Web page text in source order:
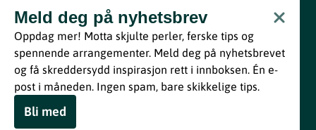
Meld deg på nyhetsbrev
Oppdag mer! Motta skjulte perler, ferske tips og
spennende arrangementer. Meld deg på nyhetsbrevet
og få skreddersydd inspirasjon rett i innboksen. Én e-
post i måneden. Ingen spam, bare skikkelige tips.
Bli med
www.visitvestfold.com
Turistinformasjon
Vestfold Fylkeskommune
ByBreakfast